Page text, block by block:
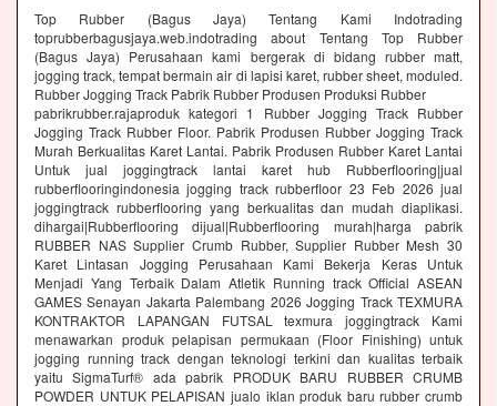
Top Rubber (Bagus Jaya) Tentang Kami Indotrading
toprubberbagusjaya.web.indotrading about Tentang Top Rubber
(Bagus Jaya) Perusahaan kami bergerak di bidang rubber matt,
jogging track, tempat bermain air di lapisi karet, rubber sheet, moduled.
Rubber Jogging Track Pabrik Rubber Produsen Produksi Rubber
pabrikrubber.rajaproduk kategori 1 Rubber Jogging Track Rubber
Jogging Track Rubber Floor. Pabrik Produsen Rubber Jogging Track
Murah Berkualitas Karet Lantai. Pabrik Produsen Rubber Karet Lantai
Untuk jual joggingtrack lantai karet hub Rubberflooring|jual
rubberflooringindonesia jogging track rubberfloor 23 Feb 2026 jual
joggingtrack rubberflooring yang berkualitas dan mudah diaplikasi.
dihargai|Rubberflooring dijual|Rubberflooring murah|harga pabrik
RUBBER NAS Supplier Crumb Rubber, Supplier Rubber Mesh 30
Karet Lintasan Jogging Perusahaan Kami Bekerja Keras Untuk
Menjadi Yang Terbaik Dalam Atletik Running track Official ASEAN
GAMES Senayan Jakarta Palembang 2026 Jogging Track TEXMURA
KONTRAKTOR LAPANGAN FUTSAL texmura joggingtrack Kami
menawarkan produk pelapisan permukaan (Floor Finishing) untuk
jogging running track dengan teknologi terkini dan kualitas terbaik
yaitu SigmaTurf® ada pabrik PRODUK BARU RUBBER CRUMB
POWDER UNTUK PELAPISAN jualo iklan produk baru rubber crumb